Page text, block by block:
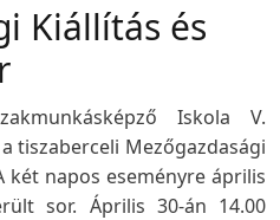
Kiállítás és
Iskola V.
tiszaberceli Mezőgazdasági
két napos eseményre április
sor. Április 30-án 14.00